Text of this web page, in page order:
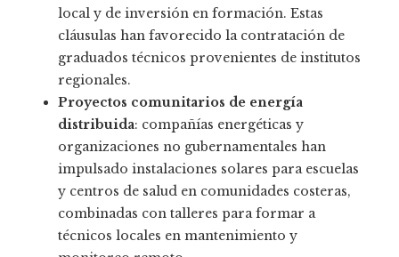
local y de inversión en formación. Estas
cláusulas han favorecido la contratación de
graduados técnicos provenientes de institutos
regionales.
Proyectos comunitarios de energía
distribuida: compañías energéticas y
organizaciones no gubernamentales han
impulsado instalaciones solares para escuelas
y centros de salud en comunidades costeras,
combinadas con talleres para formar a
técnicos locales en mantenimiento y